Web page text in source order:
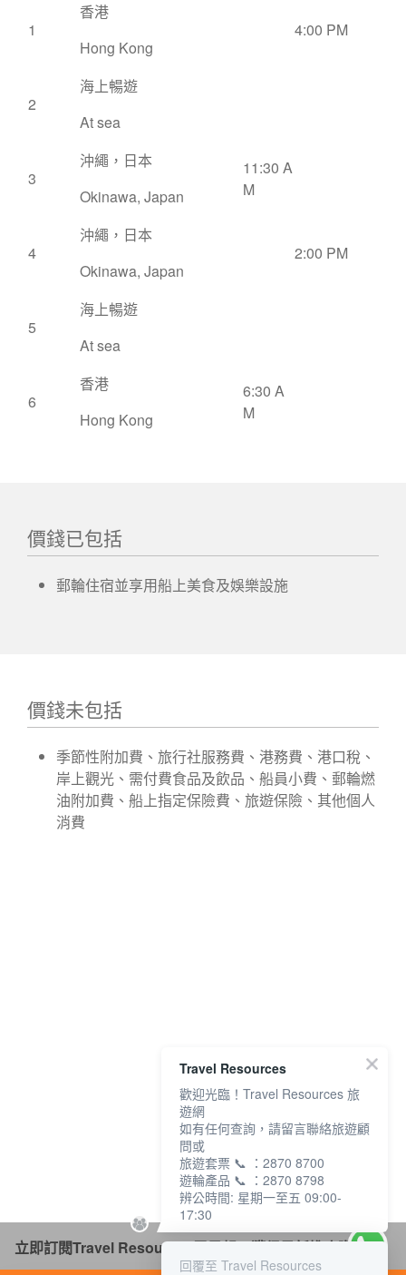
1
香港
Hong Kong
4:00 PM
2
海上暢遊
At sea
3
沖繩，日本
Okinawa, Japan
11:30 A
M
4
沖繩，日本
Okinawa, Japan
2:00 PM
5
海上暢遊
At sea
6
香港
Hong Kong
6:30 A
M
價錢已包括
郵輪住宿並享用船上美食及娛樂設施
價錢未包括
季節性附加費、旅行社服務費、港務費、港口稅、
岸上觀光、需付費食品及飲品、船員小費、郵輪燃
油附加費、船上指定保險費、旅遊保險、其他個人
消費
立即訂閱Travel Resources電子報，獲得最新推廣資訊！
Travel Resources
歡迎光臨！Travel Resources 旅
遊網
如有任何查詢，請留言聯絡旅遊顧
問或
旅遊套票 📞 ：2870 8700
遊輪產品 📞 ：2870 8798
辨公時間: 星期一至五 09:00-
17:30
回覆至 Travel Resources